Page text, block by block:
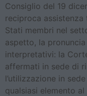
Consiglio del 19
reciproca
Stati membri nel
aspetto, la
interpretativi: la
affermati in sede di
l’utilizzazione in
qualsiasi elemento